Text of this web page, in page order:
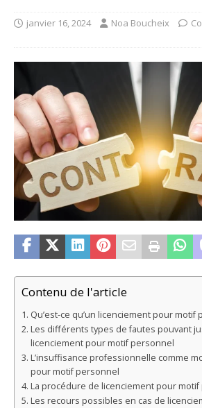
janvier 16, 2024 Noa Boucheix
Contenu de l'article
Qu’est-ce qu’un licenciement pour motif
Les différents types de fautes pouvant
licenciement pour motif personnel
L’insuffisance professionnelle comme
pour motif personnel
La procédure de licenciement pour
Les recours possibles en cas de